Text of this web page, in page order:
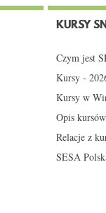
KURSY
Czym jest
Kursy -
Kursy w
Opis kursów
Relacje z
SESA